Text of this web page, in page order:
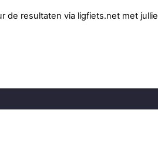
de resultaten via ligfiets.net met jullie